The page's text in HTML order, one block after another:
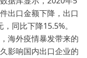
出口金额下降，出口
同比下降15.5%。
海外疫情暴发带来的
影响国内出口企业的